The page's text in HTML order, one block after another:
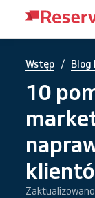
Wstęp / Blog
10